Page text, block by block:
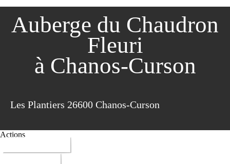
Auberge du Chaudron
Fleuri
à Chanos-Curson
Les Plantiers 26600 Chanos-Curson
Actions